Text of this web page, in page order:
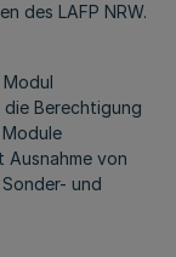
des LAFP NRW.
Berechtigung
Ausnahme von
und